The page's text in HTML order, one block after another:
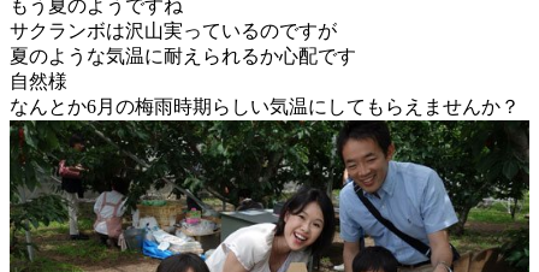
もう夏のようですね
サクランボは沢山実っているのですが
夏のような気温に耐えられるか心配です
自然様
なんとか6月の梅雨時期らしい気温にしてもらえませんか？